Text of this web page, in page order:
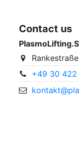
Contact us
+49 30